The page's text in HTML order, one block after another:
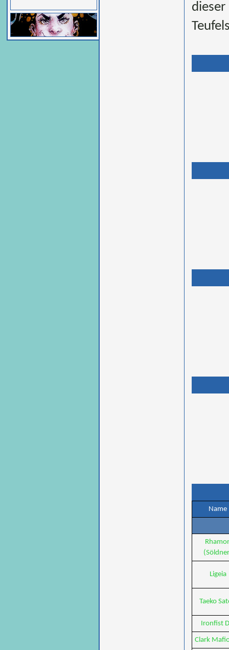
dieser
Name
Ligeia
Taeko
Ironfist
Clark